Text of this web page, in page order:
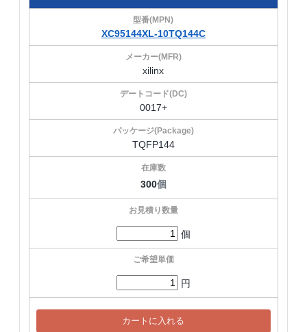
XC95144XL-10TQ144C
xilinx
0017+
TQFP144
300個
個
円
カートに入れる